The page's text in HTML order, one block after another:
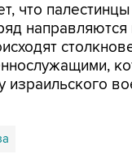
что
направляются
израильского